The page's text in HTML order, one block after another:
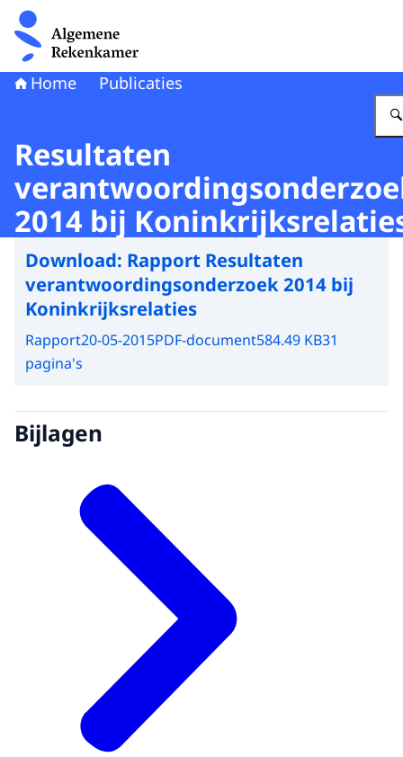
Naar de homepage van Algemene Rekenkamer
Home Publicaties
Resultaten
2014 bij
Download: Rapport Resultaten
verantwoordingsonderzoek 2014 bij
Koninkrijksrelaties
Rapport20-05-2015PDF-document584.49 KB31
pagina's
Bijlagen